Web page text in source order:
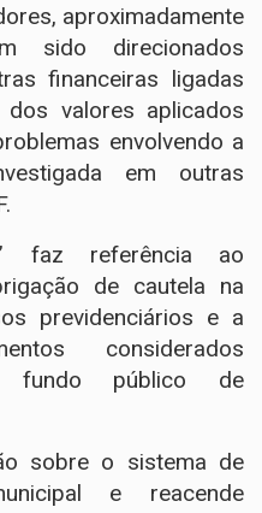
aproximadamente
sido direcionados
financeiras ligadas
valores aplicados
envolvendo a
em outras
faz referência ao
de cautela na
previdenciários e a
considerados
fundo público de
sobre o sistema de
e reacende